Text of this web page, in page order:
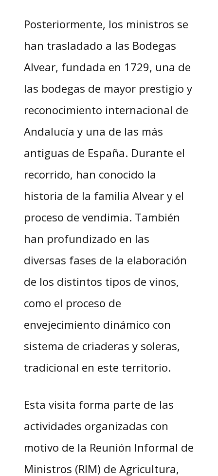
Posteriormente, los ministros se
han trasladado a las Bodegas
Alvear, fundada en 1729, una de
las bodegas de mayor prestigio y
reconocimiento internacional de
Andalucía y una de las más
antiguas de España. Durante el
recorrido, han conocido la
historia de la familia Alvear y el
proceso de vendimia. También
han profundizado en las
diversas fases de la elaboración
de los distintos tipos de vinos,
como el proceso de
envejecimiento dinámico con
sistema de criaderas y soleras,
tradicional en este territorio.
Esta visita forma parte de las
actividades organizadas con
motivo de la Reunión Informal de
Ministros (RIM) de Agricultura,